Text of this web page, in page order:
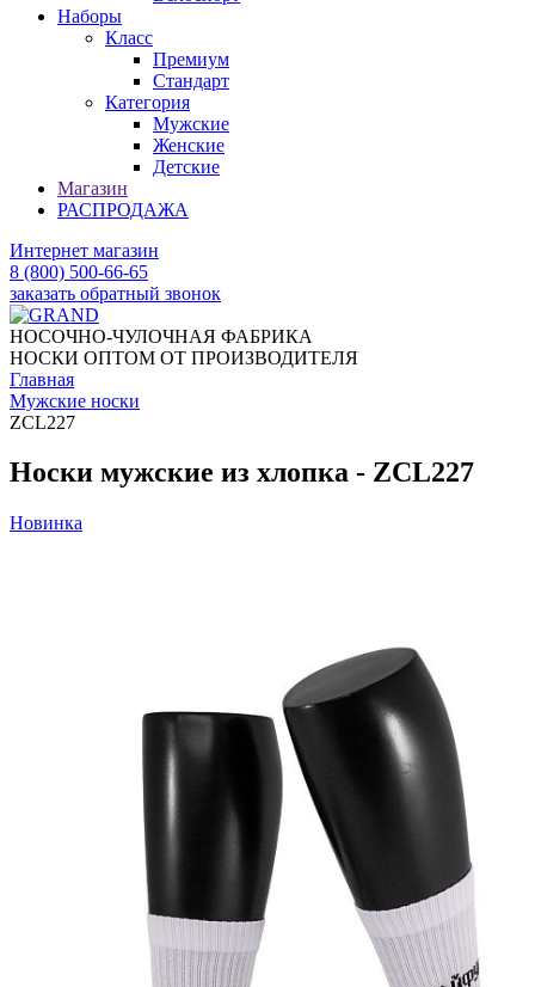
Наборы
Класс
Премиум
Стандарт
Категория
Мужские
Женские
Детские
Магазин
РАСПРОДАЖА
Интернет магазин
8 (800) 500-66-65
заказать обратный звонок
НОСОЧНО-ЧУЛОЧНАЯ ФАБРИКА
НОСКИ ОПТОМ ОТ ПРОИЗВОДИТЕЛЯ
Главная
Мужские носки
ZCL227
Носки мужские из хлопка - ZCL227
Новинка